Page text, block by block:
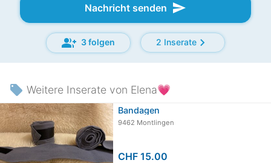
Nachricht senden send
group_add 3 folgen 2 Inseratechevron_right
local_offer Weitere Inserate von Elena💗
Bandagen
9462 Montlingen
CHF 15.00